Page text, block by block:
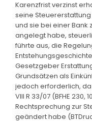
Karenzfrist verzinst
seine
und sie bei einer Bank
angelegt habe,
führte aus, die
Gesetzgeber
Grundsätzen als
jedoch erforderlich, da
VIII R 33/07 (BFHE 230,
Rechtsprechung zur
geändert habe